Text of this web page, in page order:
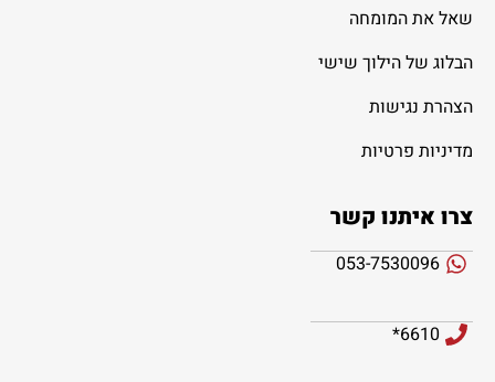
שאל את המומחה
הבלוג של הילוך שישי
הצהרת נגישות
מדיניות פרטיות
צרו איתנו קשר
053-7530096
6610*